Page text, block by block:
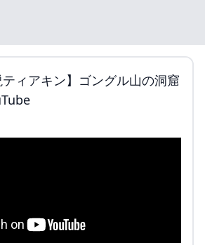
ティアキン
ティアキン 祠
ティアキン】ゴングル山の洞窟